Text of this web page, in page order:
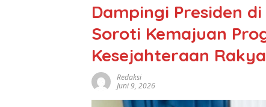
Dampingi Presiden
Soroti Kemajuan
Kesejahteraan
Redaksi
Juni 9, 2026